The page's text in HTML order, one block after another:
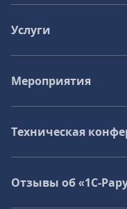
Услуги
Мероприятия
Техническая
Отзывы об «1С-